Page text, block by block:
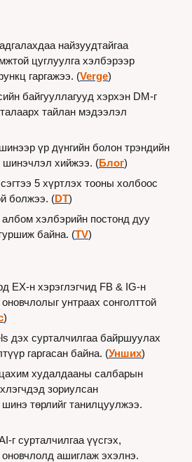
найзуудтайгаа
цуглуулга хэлбэрээр
гаргажээ. (Verge)
байгууллагууд хэрхэн DM-г
тайлан мэдээлэл
үр дүнгийн болон трэндийн
хийжээ. (Блог)
5 хүртлэх тооны холбоос
болжээ. (DT)
албом хэлбэрийн постонд дуу
байна. (TV)
ЕХ-н хэрэглэгчид FB & IG-н
унтраах сонголттой
)
дэх сурталчилгаа байршуулах
гаргасан байна. (Унших)
худалдааны салбарын
зориулсан
төрлийг танилцуулжээ.
г сурталчилгаа үүсгэх,
ашиглаж эхэлнэ.